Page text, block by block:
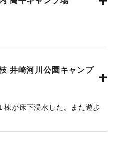
井崎河川公園キャンプ
棟が床下浸水した。また遊歩